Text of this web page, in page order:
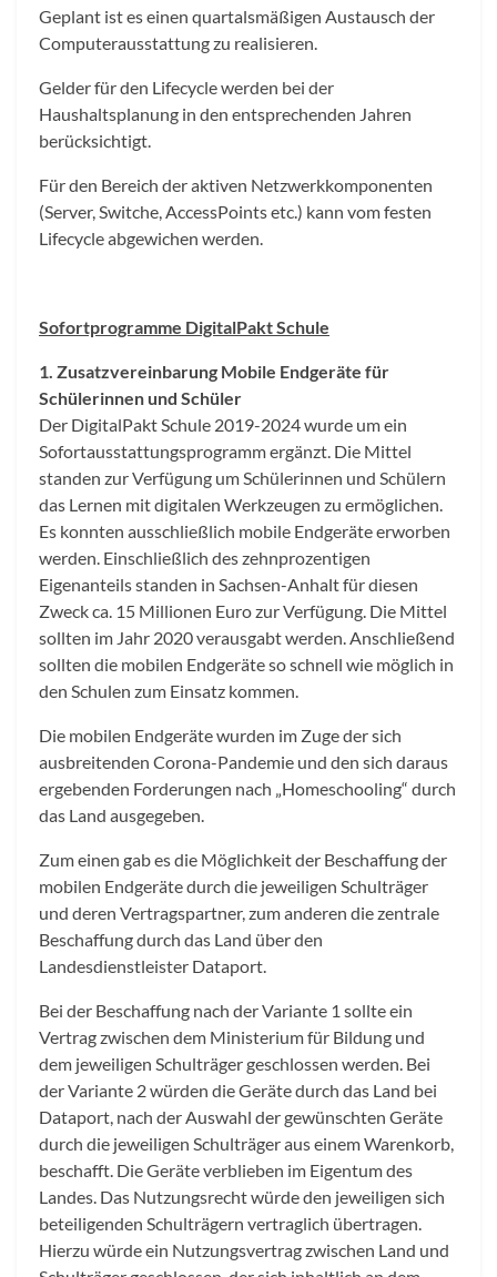
Geplant ist es einen quartalsmäßigen Austausch der
Computerausstattung zu realisieren.
Gelder für den Lifecycle werden bei der
Haushaltsplanung in den entsprechenden Jahren
berücksichtigt.
Für den Bereich der aktiven Netzwerkkomponenten
(Server, Switche, AccessPoints etc.) kann vom festen
Lifecycle abgewichen werden.
Sofortprogramme DigitalPakt Schule
1. Zusatzvereinbarung Mobile Endgeräte für
Schülerinnen und Schüler
Der DigitalPakt Schule 2019-2024 wurde um ein
Sofortausstattungsprogramm ergänzt. Die Mittel
standen zur Verfügung um Schülerinnen und Schülern
das Lernen mit digitalen Werkzeugen zu ermöglichen.
Es konnten ausschließlich mobile Endgeräte erworben
werden. Einschließlich des zehnprozentigen
Eigenanteils standen in Sachsen-Anhalt für diesen
Zweck ca. 15 Millionen Euro zur Verfügung. Die Mittel
sollten im Jahr 2020 verausgabt werden. Anschließend
sollten die mobilen Endgeräte so schnell wie möglich in
den Schulen zum Einsatz kommen.
Die mobilen Endgeräte wurden im Zuge der sich
ausbreitenden Corona-Pandemie und den sich daraus
ergebenden Forderungen nach „Homeschooling“ durch
das Land ausgegeben.
Zum einen gab es die Möglichkeit der Beschaffung der
mobilen Endgeräte durch die jeweiligen Schulträger
und deren Vertragspartner, zum anderen die zentrale
Beschaffung durch das Land über den
Landesdienstleister Dataport.
Bei der Beschaffung nach der Variante 1 sollte ein
Vertrag zwischen dem Ministerium für Bildung und
dem jeweiligen Schulträger geschlossen werden. Bei
der Variante 2 würden die Geräte durch das Land bei
Dataport, nach der Auswahl der gewünschten Geräte
durch die jeweiligen Schulträger aus einem Warenkorb,
beschafft. Die Geräte verblieben im Eigentum des
Landes. Das Nutzungsrecht würde den jeweiligen sich
beteiligenden Schulträgern vertraglich übertragen.
Hierzu würde ein Nutzungsvertrag zwischen Land und